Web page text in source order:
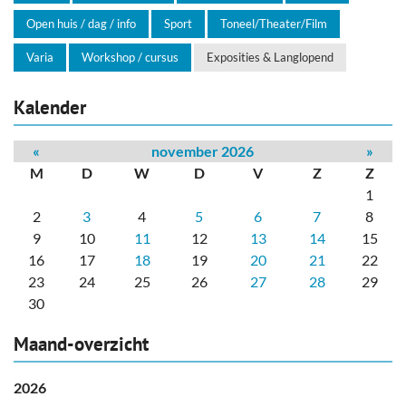
Open huis / dag / info Sport Toneel/Theater/Film
Varia Workshop / cursus Exposities & Langlopend
Kalender
« november 2026
»
M
D W D V Z
Z
1
2
3 4 5 6 7
8
9
10 11 12 13 14
15
16
17 18 19 20 21
22
23
24 25 26 27 28
29
30
Maand-overzicht
2026